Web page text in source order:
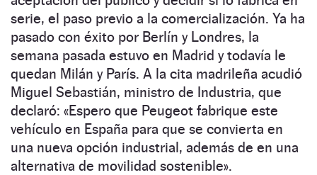
serie, el paso previo a la comercialización. Ya ha
pasado con éxito por Berlín y Londres, la
semana pasada estuvo en Madrid y todavía le
quedan Milán y París. A la cita madrileña acudió
Miguel Sebastián, ministro de Industria, que
declaró: «Espero que Peugeot fabrique este
vehículo en España para que se convierta en
una nueva opción industrial, además de en una
alternativa de movilidad sostenible».